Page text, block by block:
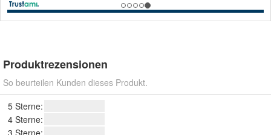
Produktrezensionen
So beurteilen Kunden dieses Produkt.
5 Sterne:
4 Sterne:
3 Sterne: